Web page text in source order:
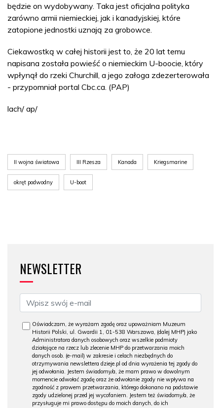
będzie on wydobywany. Taka jest oficjalna polityka
zarówno armii niemieckiej, jak i kanadyjskiej, które
zatopione jednostki uznają za grobowce.
Ciekawostką w całej historii jest to, że 20 lat temu
napisana została powieść o niemieckim U-boocie, który
wpłynął do rzeki Churchill, a jego załoga zdezerterowała
- przypomniał portal Cbc.ca. (PAP)
lach/ ap/
II wojna światowa III Rzesza Kanada Kriegsmarine
okręt podwodny U-boot
NEWSLETTER
Oświadczam, że wyrażam zgodę oraz upoważniam Muzeum
Historii Polski, ul. Gwardii 1, 01-538 Warszawa, (dalej MHP) jako
Administratora danych osobowych oraz wszelkie podmioty
działające na rzecz lub zlecenie MHP do przetwarzania moich
danych osob. (e-mail) w zakresie i celach niezbędnych do
otrzymywania newslettera dzieje.pl od dnia wyrażenia tej zgody do
jej odwołania. Jestem świadomy/a, że mam prawo w dowolnym
momencie odwołać zgodę oraz że odwołanie zgody nie wpływa na
zgodność z prawem przetwarzania, którego dokonano na podstawie
zgody udzielonej przed jej wycofaniem. Jestem też świadomy/a, że
przysługuje mi prawo dostępu do moich danych, do ich